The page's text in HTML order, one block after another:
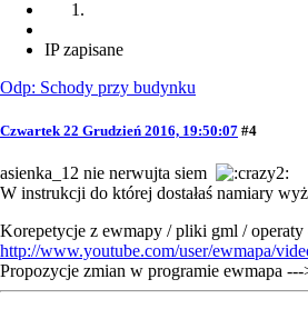
IP zapisane
Odp: Schody przy budynku
Czwartek 22 Grudzień 2016, 19:50:07 #4
asienka_12 nie nerwujta siem
W instrukcji do której dostałaś namiary
Korepetycje z ewmapy / pliki gml / operaty
http://www.youtube.com/user/ewmapa/
Propozycje zmian w programie ewmapa ---